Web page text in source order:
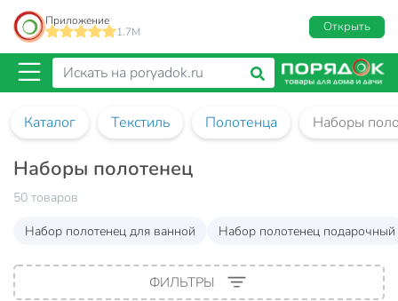
Приложение
1.7M
Открыть
Каталог Текстиль Полотенца Наборы
Наборы полотенец
50 товаров
Набор полотенец для ванной
Набор полотенец подарочный
ФИЛЬТРЫ